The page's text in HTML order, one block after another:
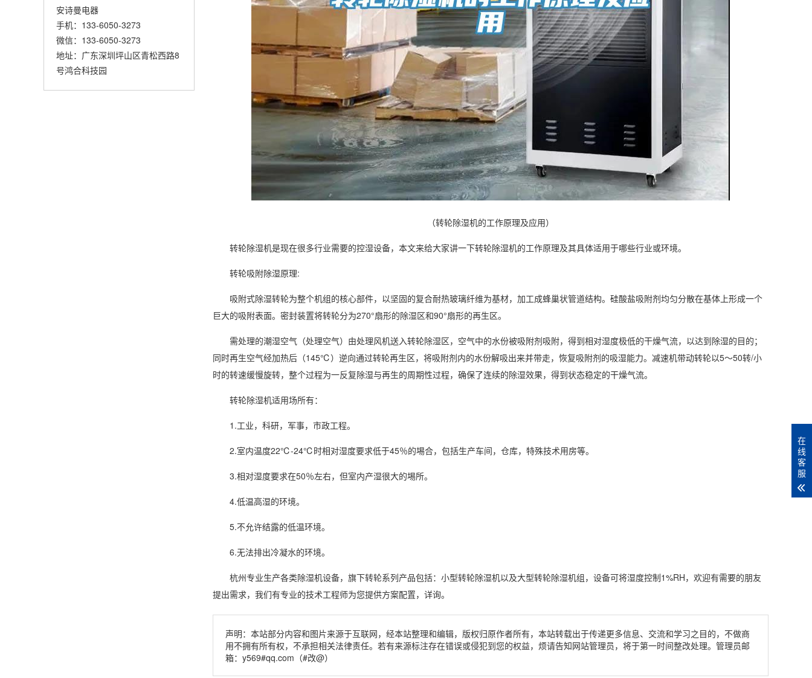
安诗曼电器
手机：133-6050-3273
微信：133-6050-3273
地址：广东深圳坪山区青松西路8
号鸿合科技园
（转轮除湿机的工作原理及应用）
转轮除湿机是现在很多行业需要的控湿设备，本文来给大家讲一下转轮除湿机的工作原理及其具体适用于哪些行业或环境。
转轮吸附除湿原理:
吸附式除湿转轮为整个机组的核心部件，以坚固的复合耐热玻璃纤维为基材，加工成蜂巢状管道结构。硅酸盐吸附剂均匀分散在基体上形成一个
巨大的吸附表面。密封装置将转轮分为270°扇形的除湿区和90°扇形的再生区。
需处理的潮湿空气（处理空气）由处理风机送入转轮除湿区，空气中的水份被吸附剂吸附，得到相对湿度极低的干燥气流，以达到除湿的目的；
同时再生空气经加热后（145℃）逆向通过转轮再生区，将吸附剂内的水份解吸出来并带走，恢复吸附剂的吸湿能力。减速机带动转轮以5～50转/小
时的转速缓慢旋转，整个过程为一反复除湿与再生的周期性过程，确保了连续的除湿效果，得到状态稳定的干燥气流。
转轮除湿机适用场所有：
1.工业，科研，军事，市政工程。
2.室内温度22℃-24℃时相对湿度要求低于45％的埸合，包括生产车间，仓库，特殊技术用房等。
3.相对湿度要求在50％左右，但室内产湿很大的埸所。
4.低温高湿的环境。
5.不允许结露的低温环境。
6.无法排出冷凝水的环境。
杭州专业生产各类除湿机设备，旗下转轮系列产品包括：小型转轮除湿机以及大型转轮除湿机组，设备可将湿度控制1%RH，欢迎有需要的朋友
提出需求，我们有专业的技术工程师为您提供方案配置，详询。
声明：本站部分内容和图片来源于互联网，经本站整理和编辑，版权归原作者所有，本站转载出于传递更多信息、交流和学习之目的，不做商
用不拥有所有权，不承担相关法律责任。若有来源标注存在错误或侵犯到您的权益，烦请告知网站管理员，将于第一时间整改处理。管理员邮
箱：y569#qq.com（#改@）
在
线
客
服